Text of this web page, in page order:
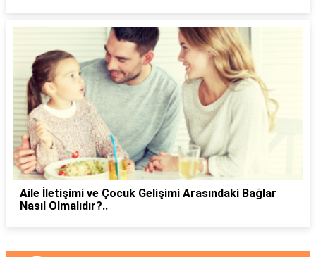
Aile İletişimi ve Çocuk Gelişimi Arasındaki Bağlar
Nasıl Olmalıdır?..